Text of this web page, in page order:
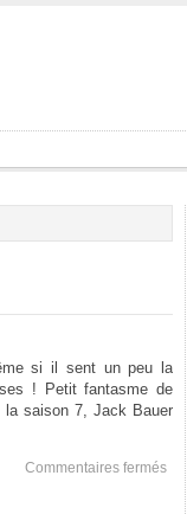
si il sent un peu la
! Petit fantasme de
saison 7, Jack Bauer
Commentaires ferméssur